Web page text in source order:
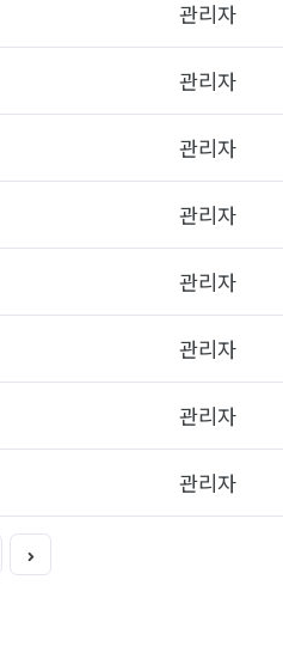
관리자
관리자
관리자
관리자
관리자
관리자
관리자
관리자